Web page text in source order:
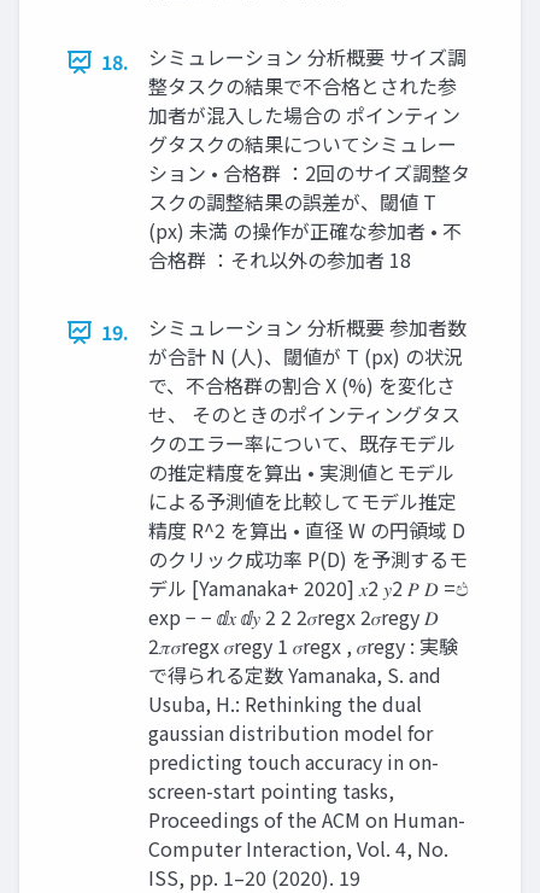
18.
シミュレーション 分析概要 サイズ調
整タスクの結果で不合格とされた参
加者が混入した場合の ポインティン
グタスクの結果についてシミュレー
ション • 合格群 ：2回のサイズ調整タ
スクの調整結果の誤差が、閾値 T
(px) 未満 の操作が正確な参加者 • 不
合格群 ：それ以外の参加者 18
19.
シミュレーション 分析概要 参加者数
が合計 N (人)、閾値が T (px) の状況
で、不合格群の割合 X (%) を変化さ
せ、 そのときのポインティングタス
クのエラー率について、既存モデル
の推定精度を算出 • 実測値とモデル
による予測値を比較してモデル推定
精度 R^2 を算出 • 直径 W の円領域 D
のクリック成功率 P(D) を予測するモ
デル [Yamanaka+ 2020] 𝑥2 𝑦2 𝑃 𝐷 =ඵ
exp − − ⅆ𝑥 ⅆ𝑦 2 2 2𝜎regx 2𝜎regy 𝐷
2𝜋𝜎regx 𝜎regy 1 𝜎regx , 𝜎regy : 実験
で得られる定数 Yamanaka, S. and
Usuba, H.: Rethinking the dual
gaussian distribution model for
predicting touch accuracy in on-
screen-start pointing tasks,
Proceedings of the ACM on Human-
Computer Interaction, Vol. 4, No.
ISS, pp. 1–20 (2020). 19